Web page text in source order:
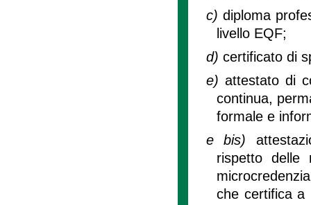
c) diploma
livello EQF;
d) certificato di
e) attestato di
continua,
formale e
e bis)
rispetto delle
che certifica a